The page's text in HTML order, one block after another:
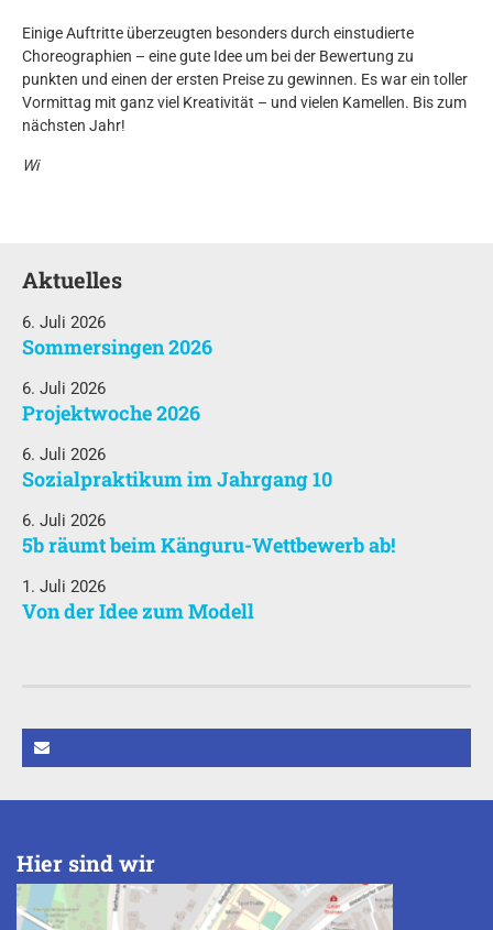
Einige Auftritte überzeugten besonders durch einstudierte
Choreographien – eine gute Idee um bei der Bewertung zu
punkten und einen der ersten Preise zu gewinnen. Es war ein toller
Vormittag mit ganz viel Kreativität – und vielen Kamellen. Bis zum
nächsten Jahr!
Wi
Aktuelles
6. Juli 2026
Sommersingen 2026
6. Juli 2026
Projektwoche 2026
6. Juli 2026
Sozialpraktikum im Jahrgang 10
6. Juli 2026
5b räumt beim Känguru-Wettbewerb ab!
1. Juli 2026
Von der Idee zum Modell
Hier sind wir